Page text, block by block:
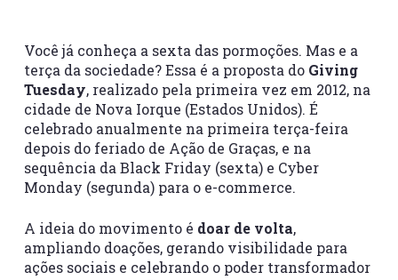
Você já conheça a sexta das pormoções. Mas e a
terça da sociedade? Essa é a proposta do Giving
Tuesday, realizado pela primeira vez em 2012, na
cidade de Nova Iorque (Estados Unidos). É
celebrado anualmente na primeira terça-feira
depois do feriado de Ação de Graças, e na
sequência da Black Friday (sexta) e Cyber
Monday (segunda) para o e-commerce.
A ideia do movimento é doar de volta,
ampliando doações, gerando visibilidade para
ações sociais e celebrando o poder transformador